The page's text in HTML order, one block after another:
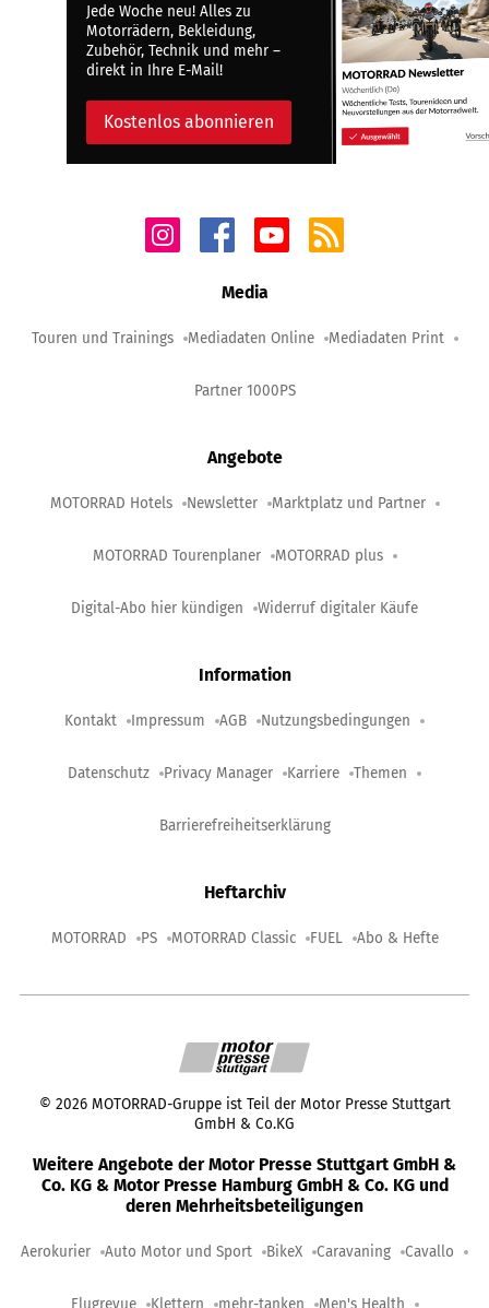
Jede Woche neu! Alles zu
Motorrädern, Bekleidung,
Zubehör, Technik und mehr –
direkt in Ihre E-Mail!
Kostenlos abonnieren
Media
Touren und Trainings Mediadaten Online Mediadaten Print
Partner 1000PS
Angebote
MOTORRAD Hotels Newsletter Marktplatz und Partner
MOTORRAD Tourenplaner MOTORRAD plus
Digital-Abo hier kündigen Widerruf digitaler Käufe
Information
Kontakt Impressum AGB Nutzungsbedingungen
Datenschutz Privacy Manager Karriere Themen
Barrierefreiheitserklärung
Heftarchiv
MOTORRAD PS MOTORRAD Classic FUEL Abo & Hefte
© 2026 MOTORRAD-Gruppe ist Teil der Motor Presse Stuttgart
GmbH & Co.KG
Weitere Angebote der Motor Presse Stuttgart GmbH &
Co. KG & Motor Presse Hamburg GmbH & Co. KG und
deren Mehrheitsbeteiligungen
Aerokurier Auto Motor und Sport BikeX Caravaning Cavallo
Flugrevue Klettern mehr-tanken Men's Health